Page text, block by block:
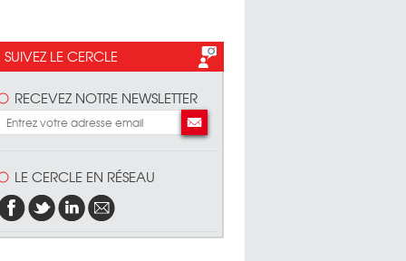
SUIVEZ LE CERCLE
RECEVEZ NOTRE NEWSLETTER
LE CERCLE EN RÉSEAU